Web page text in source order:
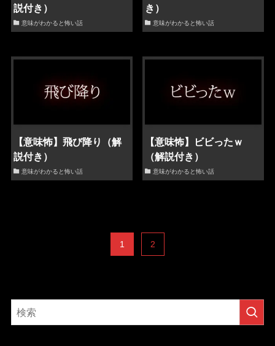
説付き）
意味がわかると怖い話
き）
意味がわかると怖い話
【意味怖】飛び降り（解
説付き）
意味がわかると怖い話
【意味怖】ビビったｗ
（解説付き）
意味がわかると怖い話
1 2